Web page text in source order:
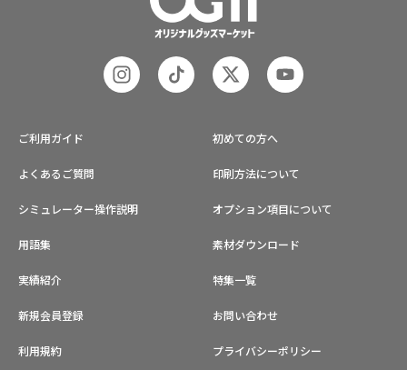
ご利用ガイド 初めての方へ
よくあるご質問 印刷方法について
シミュレーター操作説明 オプション項目について
用語集 素材ダウンロード
実績紹介 特集一覧
新規会員登録 お問い合わせ
利用規約 プライバシーポリシー